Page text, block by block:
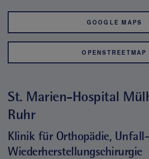
GOOGLE MAPS
OPENSTREETMAP
St. Marien-Hospital
Ruhr
Klinik für Orthopädie,
Wiederherstellungschirurgie